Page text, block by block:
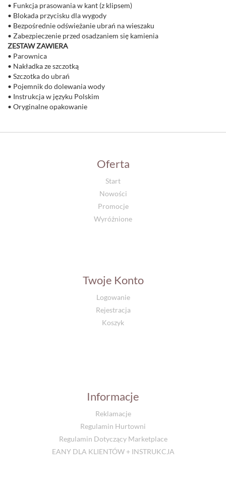
• Funkcja prasowania w kant (z klipsem)
• Blokada przycisku dla wygody
• Bezpośrednie odświeżanie ubrań na wieszaku
• Zabezpieczenie przed osadzaniem się kamienia
ZESTAW ZAWIERA
• Parownica
• Nakładka ze szczotką
• Szczotka do ubrań
• Pojemnik do dolewania wody
• Instrukcja w języku Polskim
• Oryginalne opakowanie
Oferta
Start
Nowości
Promocje
Wyróżnione
Twoje Konto
Logowanie
Rejestracja
Koszyk
Informacje
Reklamacje
Regulamin Hurtowni
Regulamin Dotyczący Marketplace
EANY DLA KLIENTÓW + INSTRUKCJA